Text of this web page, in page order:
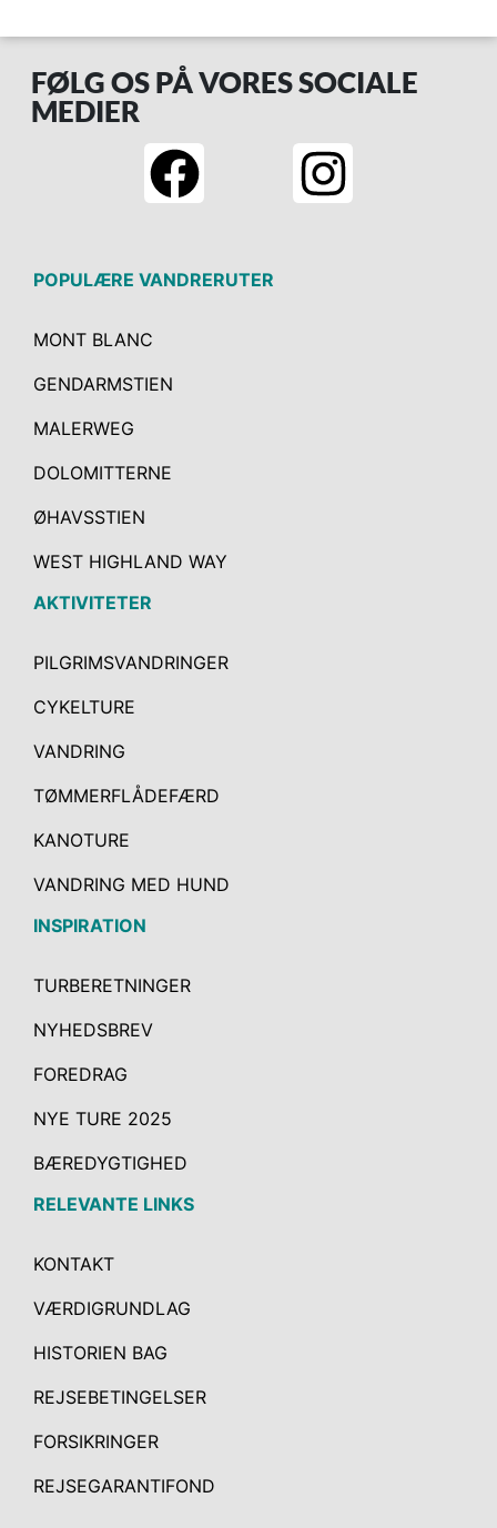
FØLG OS PÅ VORES SOCIALE
MEDIER
POPULÆRE VANDRERUTER
MONT BLANC
GENDARMSTIEN
MALERWEG
DOLOMITTERNE
ØHAVSSTIEN
WEST HIGHLAND WAY
AKTIVITETER
PILGRIMSVANDRINGER
CYKELTURE
VANDRING
TØMMERFLÅDEFÆRD
KANOTURE
VANDRING MED HUND
INSPIRATION
TURBERETNINGER
NYHEDSBREV
FOREDRAG
NYE TURE 2025
BÆREDYGTIGHED
RELEVANTE LINKS
KONTAKT
VÆRDIGRUNDLAG
HISTORIEN BAG
REJSEBETINGELSER
FORSIKRINGER
REJSEGARANTIFOND